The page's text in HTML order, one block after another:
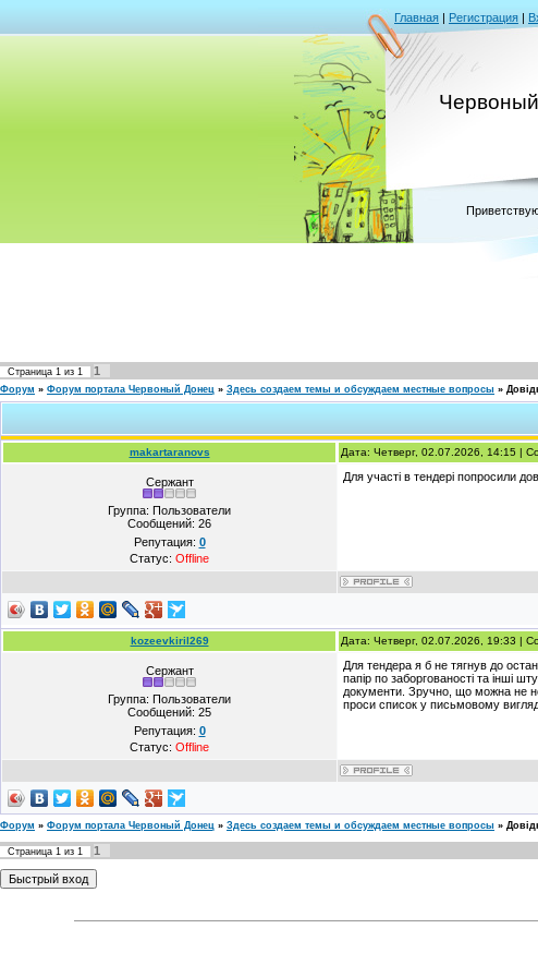
Главная | Регистрация |
Страница 1 из 1 1
Форум » Форум портала Червоный Донец » Здесь создаем темы и обсуждаем местные вопросы »
makartaranovs Дата: Четверг, 02.07.2026, 14:15 |
Сержант
Группа: Пользователи
Сообщений: 26
Репутация: 0
Статус: Offline
Для участі в тендері попросили
kozeevkiril269 Дата: Четверг, 02.07.2026, 19:33 |
Сержант
Группа: Пользователи
Сообщений: 25
Репутация: 0
Статус: Offline
Для тендера я б не тягнув до
папір по заборгованості та інші
документи. Зручно, що можна не
проси список у письмовому
Форум » Форум портала Червоный Донец » Здесь создаем темы и обсуждаем местные вопросы »
Страница 1 из 1
1